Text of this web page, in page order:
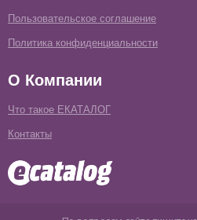
Пользовательское соглашение
Политика конфиденциальности
О Компании
Что такое ЕКАТАЛОГ
Контакты